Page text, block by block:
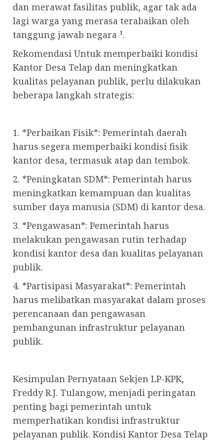
dan merawat fasilitas publik, agar tak ada
lagi warga yang merasa terabaikan oleh
tanggung jawab negara ¹.
Rekomendasi Untuk memperbaiki kondisi
Kantor Desa Telap dan meningkatkan
kualitas pelayanan publik, perlu dilakukan
beberapa langkah strategis:
1. *Perbaikan Fisik*: Pemerintah daerah
harus segera memperbaiki kondisi fisik
kantor desa, termasuk atap dan tembok.
2. *Peningkatan SDM*: Pemerintah harus
meningkatkan kemampuan dan kualitas
sumber daya manusia (SDM) di kantor desa.
3. *Pengawasan*: Pemerintah harus
melakukan pengawasan rutin terhadap
kondisi kantor desa dan kualitas pelayanan
publik.
4. *Partisipasi Masyarakat*: Pemerintah
harus melibatkan masyarakat dalam proses
perencanaan dan pengawasan
pembangunan infrastruktur pelayanan
publik.
Kesimpulan Pernyataan Sekjen LP-KPK,
Freddy R.J. Tulangow, menjadi peringatan
penting bagi pemerintah untuk
memperhatikan kondisi infrastruktur
pelayanan publik. Kondisi Kantor Desa Telap